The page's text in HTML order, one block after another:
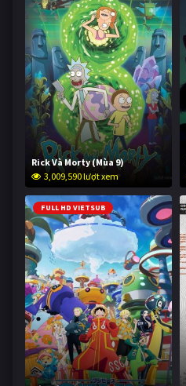
Rick Và Morty (Mùa 9)
3,009,590 lượt xem
FULL HD VIETSUB